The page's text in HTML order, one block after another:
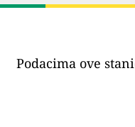
Podacima ove